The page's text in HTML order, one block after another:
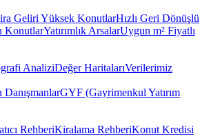
Geliri Yüksek KonutlarHızlı Geri Dönüşlü
KonutlarYatırımlık ArsalarUygun m² Fiyatlı
AnaliziDeğer HaritalarıVerilerimiz
DanışmanlarGYF (Gayrimenkul Yatırım
RehberiKiralama RehberiKonut Kredisi